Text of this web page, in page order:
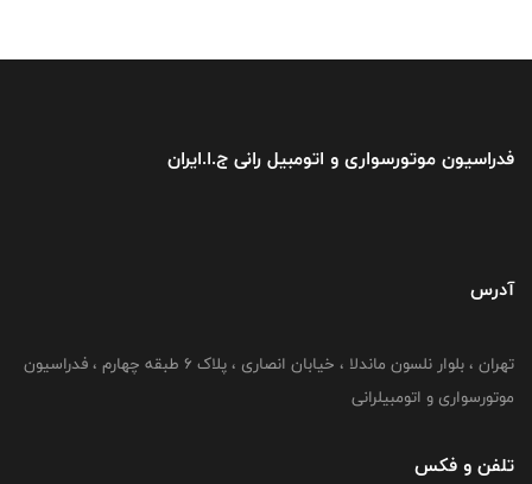
فدراسیون موتورسواری و اتومبیل رانی ج.ا.ایران
آدرس
تهران ، بلوار نلسون ماندلا ، خیابان انصاری ، پلاک ۶ طبقه چهارم ، فدراسیون
موتورسواری و اتومبیلرانی
تلفن و فکس